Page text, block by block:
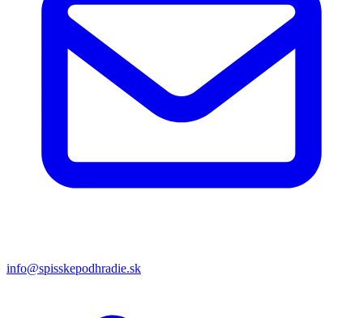
info@spisskepodhradie.sk